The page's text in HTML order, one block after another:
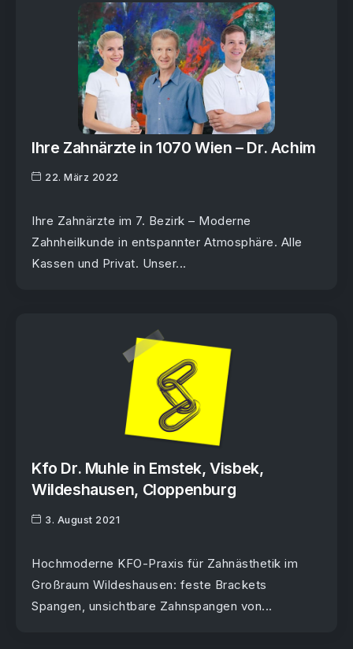
Ihre Zahnärzte in 1070 Wien – Dr. Achim
22. März 2022
Ihre Zahnärzte im 7. Bezirk – Moderne
Zahnheilkunde in entspannter Atmosphäre. Alle
Kassen und Privat. Unser...
Kfo Dr. Muhle in Emstek, Visbek,
Wildeshausen, Cloppenburg
3. August 2021
Hochmoderne KFO-Praxis für Zahnästhetik im
Großraum Wildeshausen: feste Brackets
Spangen, unsichtbare Zahnspangen von...